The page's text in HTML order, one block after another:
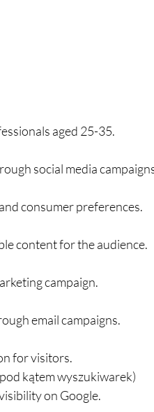
aged 25-35.
social media
consumer preferences.
content for the audience.
campaign.
email campaigns.
for visitors.
kątem wyszukiwarek)
on Google.